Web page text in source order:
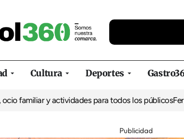
Cultura Deportes
y actividades para todos los públicos
Publicidad